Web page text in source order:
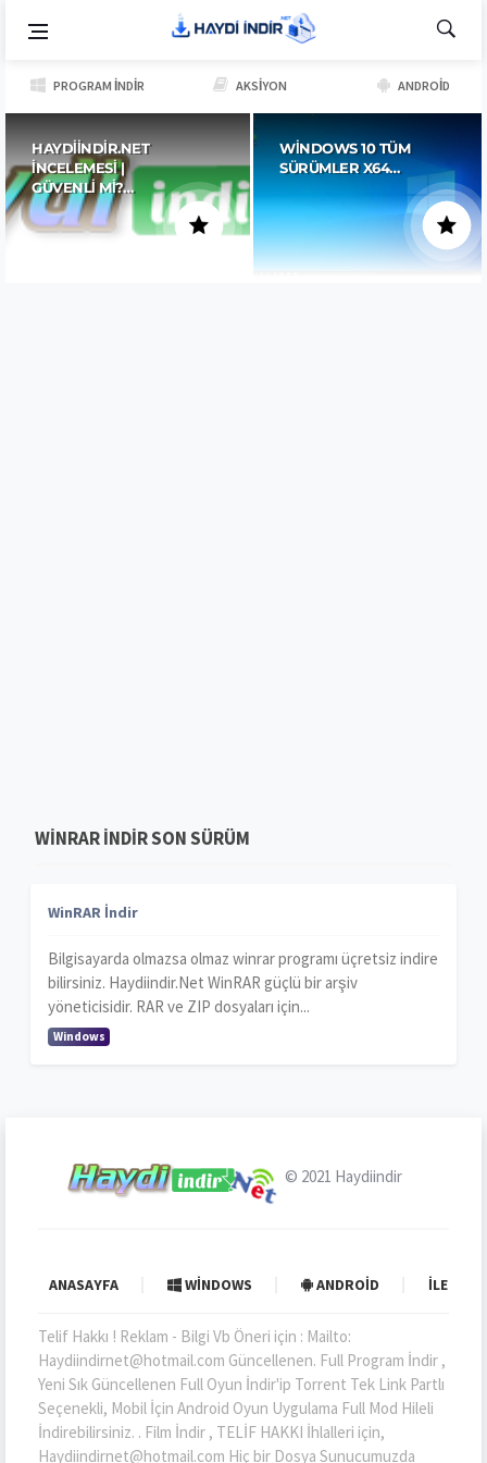
PROGRAM İNDIR AKSIYON ANDROID
HAYDIINDIR.NET
İNCELEMESI |
GÜVENLI MI?…
WINDOWS 10 TÜM
SÜRÜMLER X64…
WINRAR INDIR SON SÜRÜM
WinRAR İndir
Bilgisayarda olmazsa olmaz winrar programı üçretsiz indire
bilirsiniz. Haydiindir.Net WinRAR güçlü bir arşiv
yöneticisidir. RAR ve ZIP dosyaları için...
Windows
© 2021 Haydiindir
ANASAYFA WINDOWS ANDROID İLETIŞIM
Telif Hakkı ! Reklam - Bilgi Vb Öneri için : Mailto:
Haydiindirnet@hotmail.com Güncellenen. Full Program İndir ,
Yeni Sık Güncellenen Full Oyun İndir'ip Torrent Tek Link Partlı
Seçenekli, Mobil İçin Android Oyun Uygulama Full Mod Hileli
İndirebilirsiniz. . Film İndir , TELİF HAKKI İhlalleri için,
Haydiindirnet@hotmail.com Hiç bir Dosya Sunucumuzda